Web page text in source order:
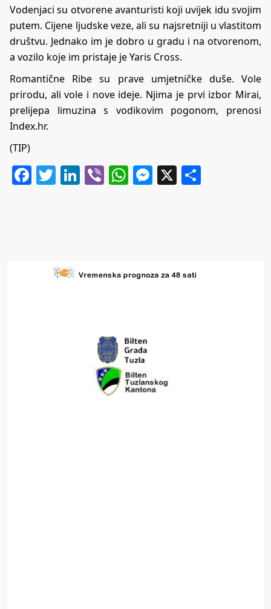
Vodenjaci su otvorene avanturisti koji uvijek idu svojim
putem. Cijene ljudske veze, ali su najsretniji u vlastitom
društvu. Jednako im je dobro u gradu i na otvorenom,
a vozilo koje im pristaje je Yaris Cross.
Romantične Ribe su prave umjetničke duše. Vole
prirodu, ali vole i nove ideje. Njima je prvi izbor Mirai,
prelijepa limuzina s vodikovim pogonom, prenosi
Index.hr.
(TIP)
Facebook
Twitter
LinkedIn
ViberWhatsApp
Messenger
X